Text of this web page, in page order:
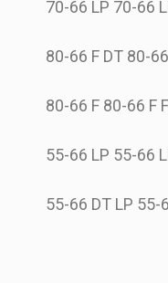
70-66 LP 70-66
80-66 F DT 80-
80-66 F 80-66 F
55-66 LP 55-66
55-66 DT LP 55-